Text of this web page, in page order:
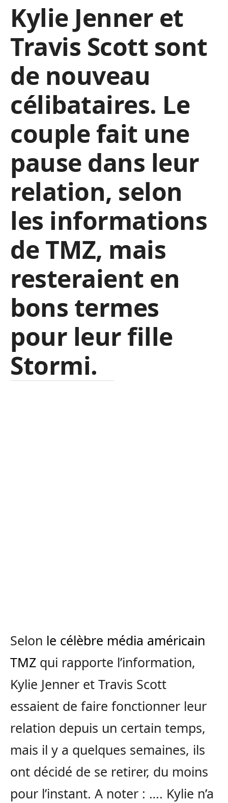
Kylie Jenner et
Travis Scott sont
de nouveau
célibataires. Le
couple fait une
pause dans leur
relation, selon
les informations
de TMZ, mais
resteraient en
bons termes
pour leur fille
Stormi.
Selon le célèbre média américain
TMZ qui rapporte l’information,
Kylie Jenner et Travis Scott
essaient de faire fonctionner leur
relation depuis un certain temps,
mais il y a quelques semaines, ils
ont décidé de se retirer, du moins
pour l’instant. A noter : …. Kylie n’a